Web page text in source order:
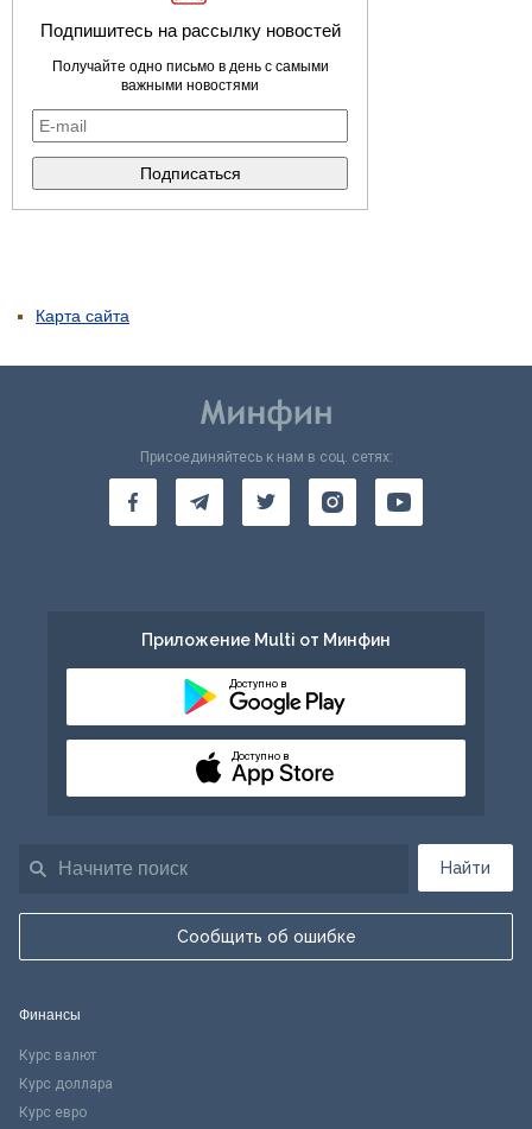
Подпишитесь на рассылку новостей
Получайте одно письмо в день с самыми
важными новостями
Карта сайта
Найти
Сообщить об ошибке
Присоединяйтесь к нам в соц. сетях:
Приложение Multi от Минфин
Доступно в
Доступно в
Финансы
Курс валют
Курс доллара
Курс евро